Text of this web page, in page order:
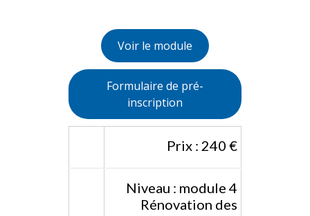
Voir le module
Formulaire de pré-
inscription
Prix : 240 €
Niveau : module 4
Rénovation des